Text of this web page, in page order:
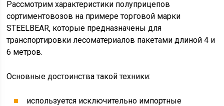
Рассмотрим характеристики полуприцепов
сортиментовозов на примере торговой марки
STEELBEAR, которые предназначены для
транспортировки лесоматериалов пакетами длиной 4 и
6 метров.
Основные достоинства такой техники:
используется исключительно импортные